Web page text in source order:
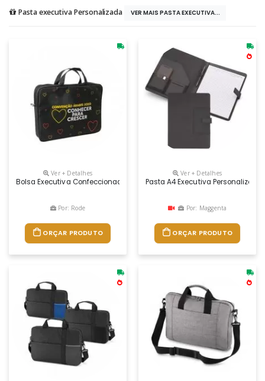
Pasta executiva Personalizada VER MAIS PASTA EXECUTIVA...
Ver + Detalhes
Bolsa Executiva Confeccionada Em Nylon. Acabamento Em Costura E
Por: Rode
ORÇAR PRODUTO
Ver + Detalhes
Pasta A4 Executiva Personalizada
Por: Maggenta
ORÇAR PRODUTO